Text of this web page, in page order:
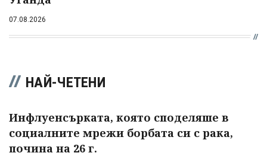
07.08.2026
НАЙ-ЧЕТЕНИ
Инфлуенсърката, която споделяше в
социалните мрежи борбата си с рака,
почина на 26 г.